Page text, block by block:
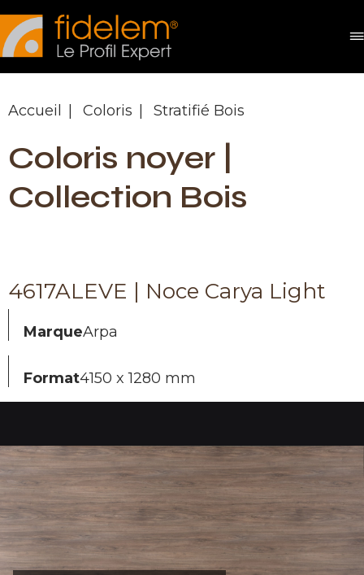
Panneau de gestion des cookies
Accueil Coloris Stratifié Bois
Coloris noyer |
Collection Bois
4617ALEVE | Noce Carya Light
MarqueArpa
Format4150 x 1280 mm